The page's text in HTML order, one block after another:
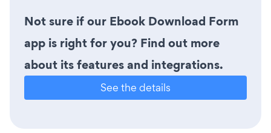
Not sure if our Ebook Download Form
app is right for you? Find out more
about its features and integrations.
See the details